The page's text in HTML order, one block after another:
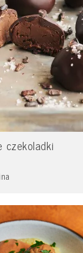
czekoladki